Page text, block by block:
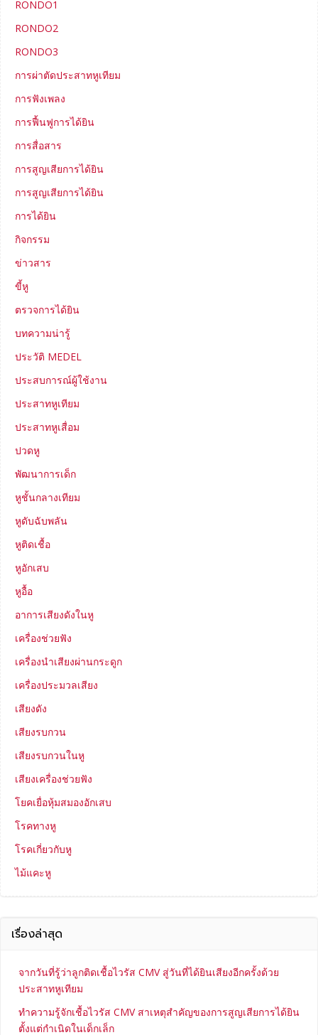
RONDO1
RONDO2
RONDO3
การผ่าตัดประสาทหูเทียม
การฟังเพลง
การฟื้นฟูการได้ยิน
การสื่อสาร
การสูญเสียการได้ยิน
การสูญเสียการได้ยิน
การได้ยิน
กิจกรรม
ข่าวสาร
ขี้หู
ตรวจการได้ยิน
บทความน่ารู้
ประวัติ MEDEL
ประสบการณ์ผู้ใช้งาน
ประสาทหูเทียม
ประสาทหูเสื่อม
ปวดหู
พัฒนาการเด็ก
หูชั้นกลางเทียม
หูดับฉับพลัน
หูติดเชื้อ
หูอักเสบ
หูอื้อ
อาการเสียงดังในหู
เครื่องช่วยฟัง
เครื่องนำเสียงผ่านกระดูก
เครื่องประมวลเสียง
เสียงดัง
เสียงรบกวน
เสียงรบกวนในหู
เสียงเครื่องช่วยฟัง
โยคเยื่อหุ้มสมองอักเสบ
โรคทางหู
โรคเกี่ยวกับหู
ไม้แคะหู
เรื่องล่าสุด
จากวันที่รู้ว่าลูกติดเชื้อไวรัส CMV สู่วันที่ได้ยินเสียงอีกครั้งด้วย
ประสาทหูเทียม
ทำความรู้จักเชื้อไวรัส CMV สาเหตุสำคัญของการสูญเสียการได้ยิน
ตั้งแต่กำเนิดในเด็กเล็ก